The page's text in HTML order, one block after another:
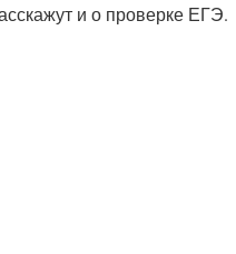
и о проверке ЕГЭ.